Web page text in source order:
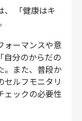
、 「健康はキ
ォーマンスや意
自分のからだの
。また、普段か
セルフモニタリ
ェックの必要性